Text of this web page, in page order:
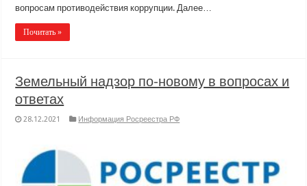
вопросам противодействия коррупции. Далее…
Почитать »
Земельный надзор по-новому в вопросах и
ответах
28.12.2021 Информация Росреестра РФ